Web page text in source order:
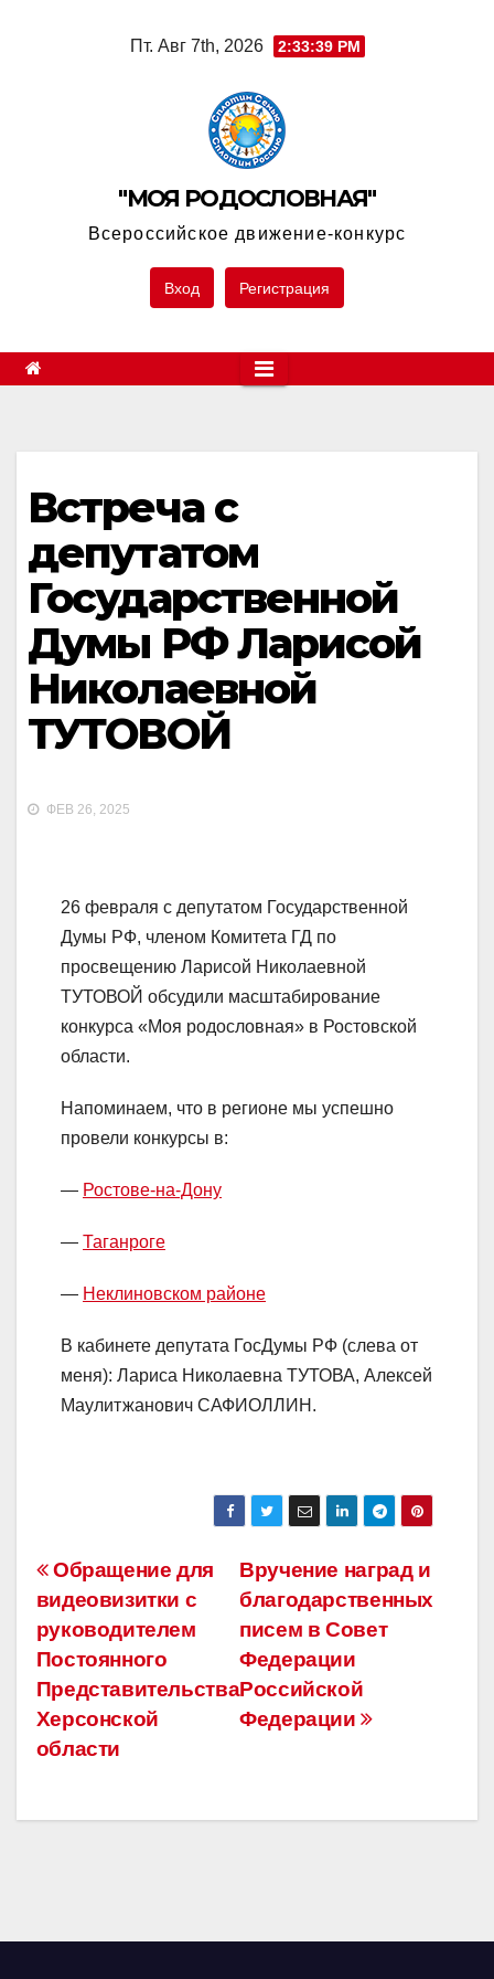
Пт. Авг 7th, 2026 2:33:39 PM
"МОЯ РОДОСЛОВНАЯ"
Всероссийское движение-конкурс
Вход Регистрация
Встреча с
депутатом
Государственной
Думы РФ Ларисой
Николаевной
ТУТОВОЙ
ФЕВ 26, 2025
26 февраля с депутатом Государственной
Думы РФ, членом Комитета ГД по
просвещению Ларисой Николаевной
ТУТОВОЙ обсудили масштабирование
конкурса «Моя родословная» в Ростовской
области.
Напоминаем, что в регионе мы успешно
провели конкурсы в:
— Ростове-на-Дону
— Таганроге
— Неклиновском районе
В кабинете депутата ГосДумы РФ (слева от
меня): Лариса Николаевна ТУТОВА, Алексей
Маулитжанович САФИОЛЛИН.
Навигация
по
записям
Вручение наград и
благодарственных
писем в Совет
Федерации
Российской
Федерации
Обращение для
видеовизитки с
руководителем
Постоянного
Представительства
Херсонской
области